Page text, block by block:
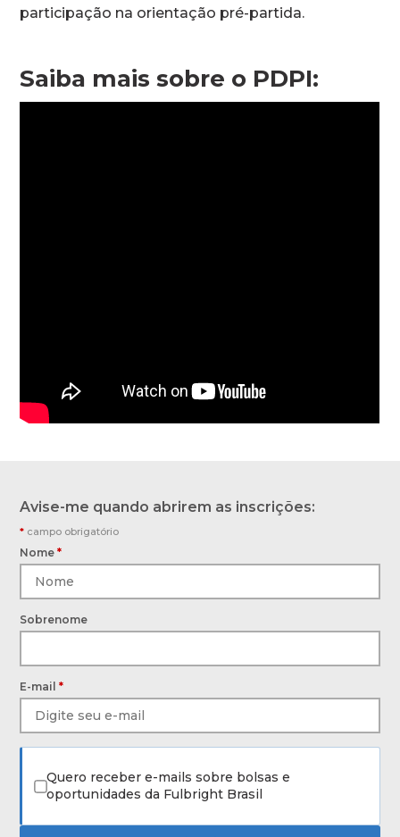
participação na orientação pré-partida.
Saiba mais sobre o PDPI:
Avise-me quando abrirem as inscrições:
* campo obrigatório
Nome*
Sobrenome
E-mail*
Quero receber e-mails sobre bolsas e
oportunidades da Fulbright Brasil